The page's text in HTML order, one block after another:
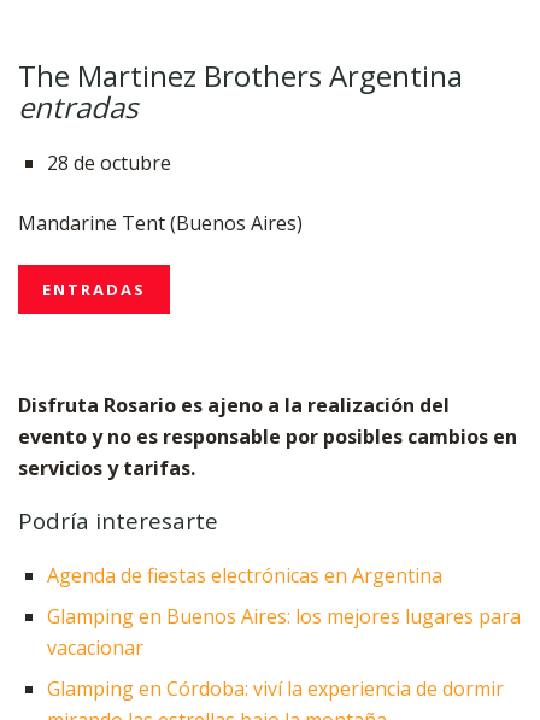
The Martinez Brothers Argentina
entradas
28 de octubre
Mandarine Tent (Buenos Aires)
ENTRADAS
Disfruta Rosario es ajeno a la realización del
evento y no es responsable por posibles cambios en
servicios y tarifas.
Podría interesarte
Agenda de fiestas electrónicas en Argentina
Glamping en Buenos Aires: los mejores lugares para
vacacionar
Glamping en Córdoba: viví la experiencia de dormir